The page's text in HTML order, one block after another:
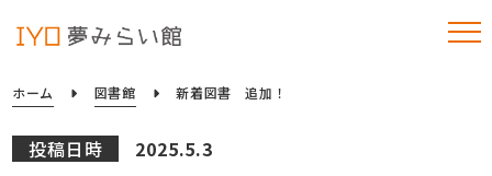
ホーム 図書館 新着図書 追加！
投稿日時 2025.5.3